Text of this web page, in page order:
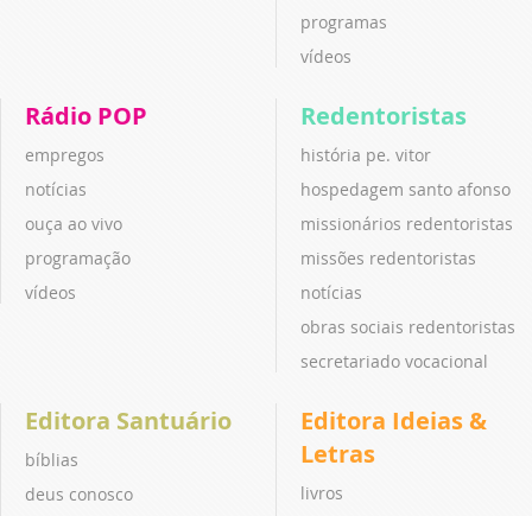
programas
vídeos
Rádio POP
empregos
notícias
ouça ao vivo
programação
vídeos
Redentoristas
história pe. vitor
hospedagem santo afonso
missionários redentoristas
missões redentoristas
notícias
obras sociais redentoristas
secretariado vocacional
Editora Santuário
bíblias
deus conosco
Editora Ideias &
Letras
livros